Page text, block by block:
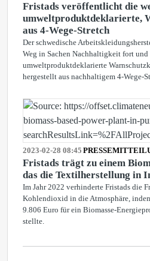
Fristads veröffentlicht die
umweltproduktdeklarierte,
aus 4-Wege-Stretch
Der schwedische
Weg in Sachen Nachhaltigkeit fort
umweltproduktdeklarierte
hergestellt aus nachhaltigem 4-Wege-
2023-02-28 08:45
Fristads trägt zu einem
das die Textilherstellung in
Im Jahr 2022 verhinderte Fristads die
Kohlendioxid in die Atmosphäre,
9.806 Euro für ein Biomasse-
stellte.